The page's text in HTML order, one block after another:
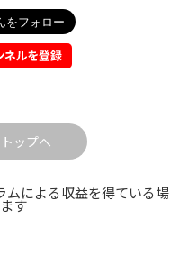
ップへ
ムによる収益を得ている場
す